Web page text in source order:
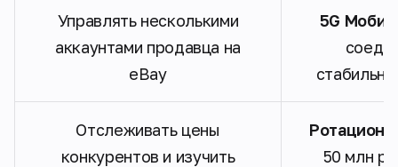
Управлять несколькими
аккаунтами продавца на
eBay
5G
Отслеживать цены
конкурентов и изучить
50 млн